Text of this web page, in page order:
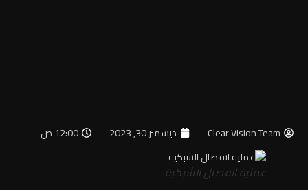
Clear Vision Team ديسمبر 30, 2023 12:00 ص
عملية انفصال الشبكية